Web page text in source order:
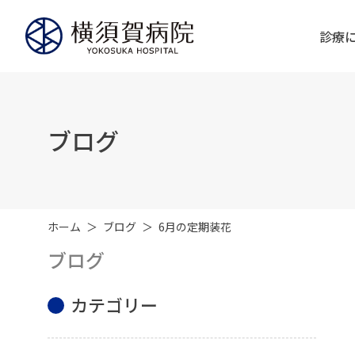
診療
ブログ
ホーム ブログ 6月の定期装花
ブログ
カテゴリー